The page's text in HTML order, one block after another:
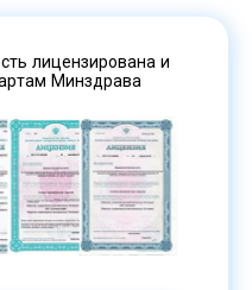
лицензирована и
Минздрава